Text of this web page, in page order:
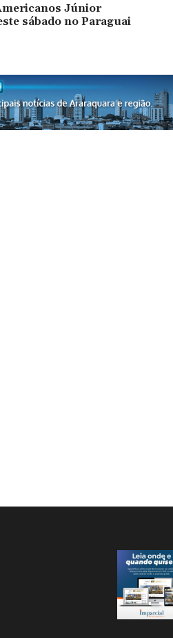
Júnior
sábado no Paraguai